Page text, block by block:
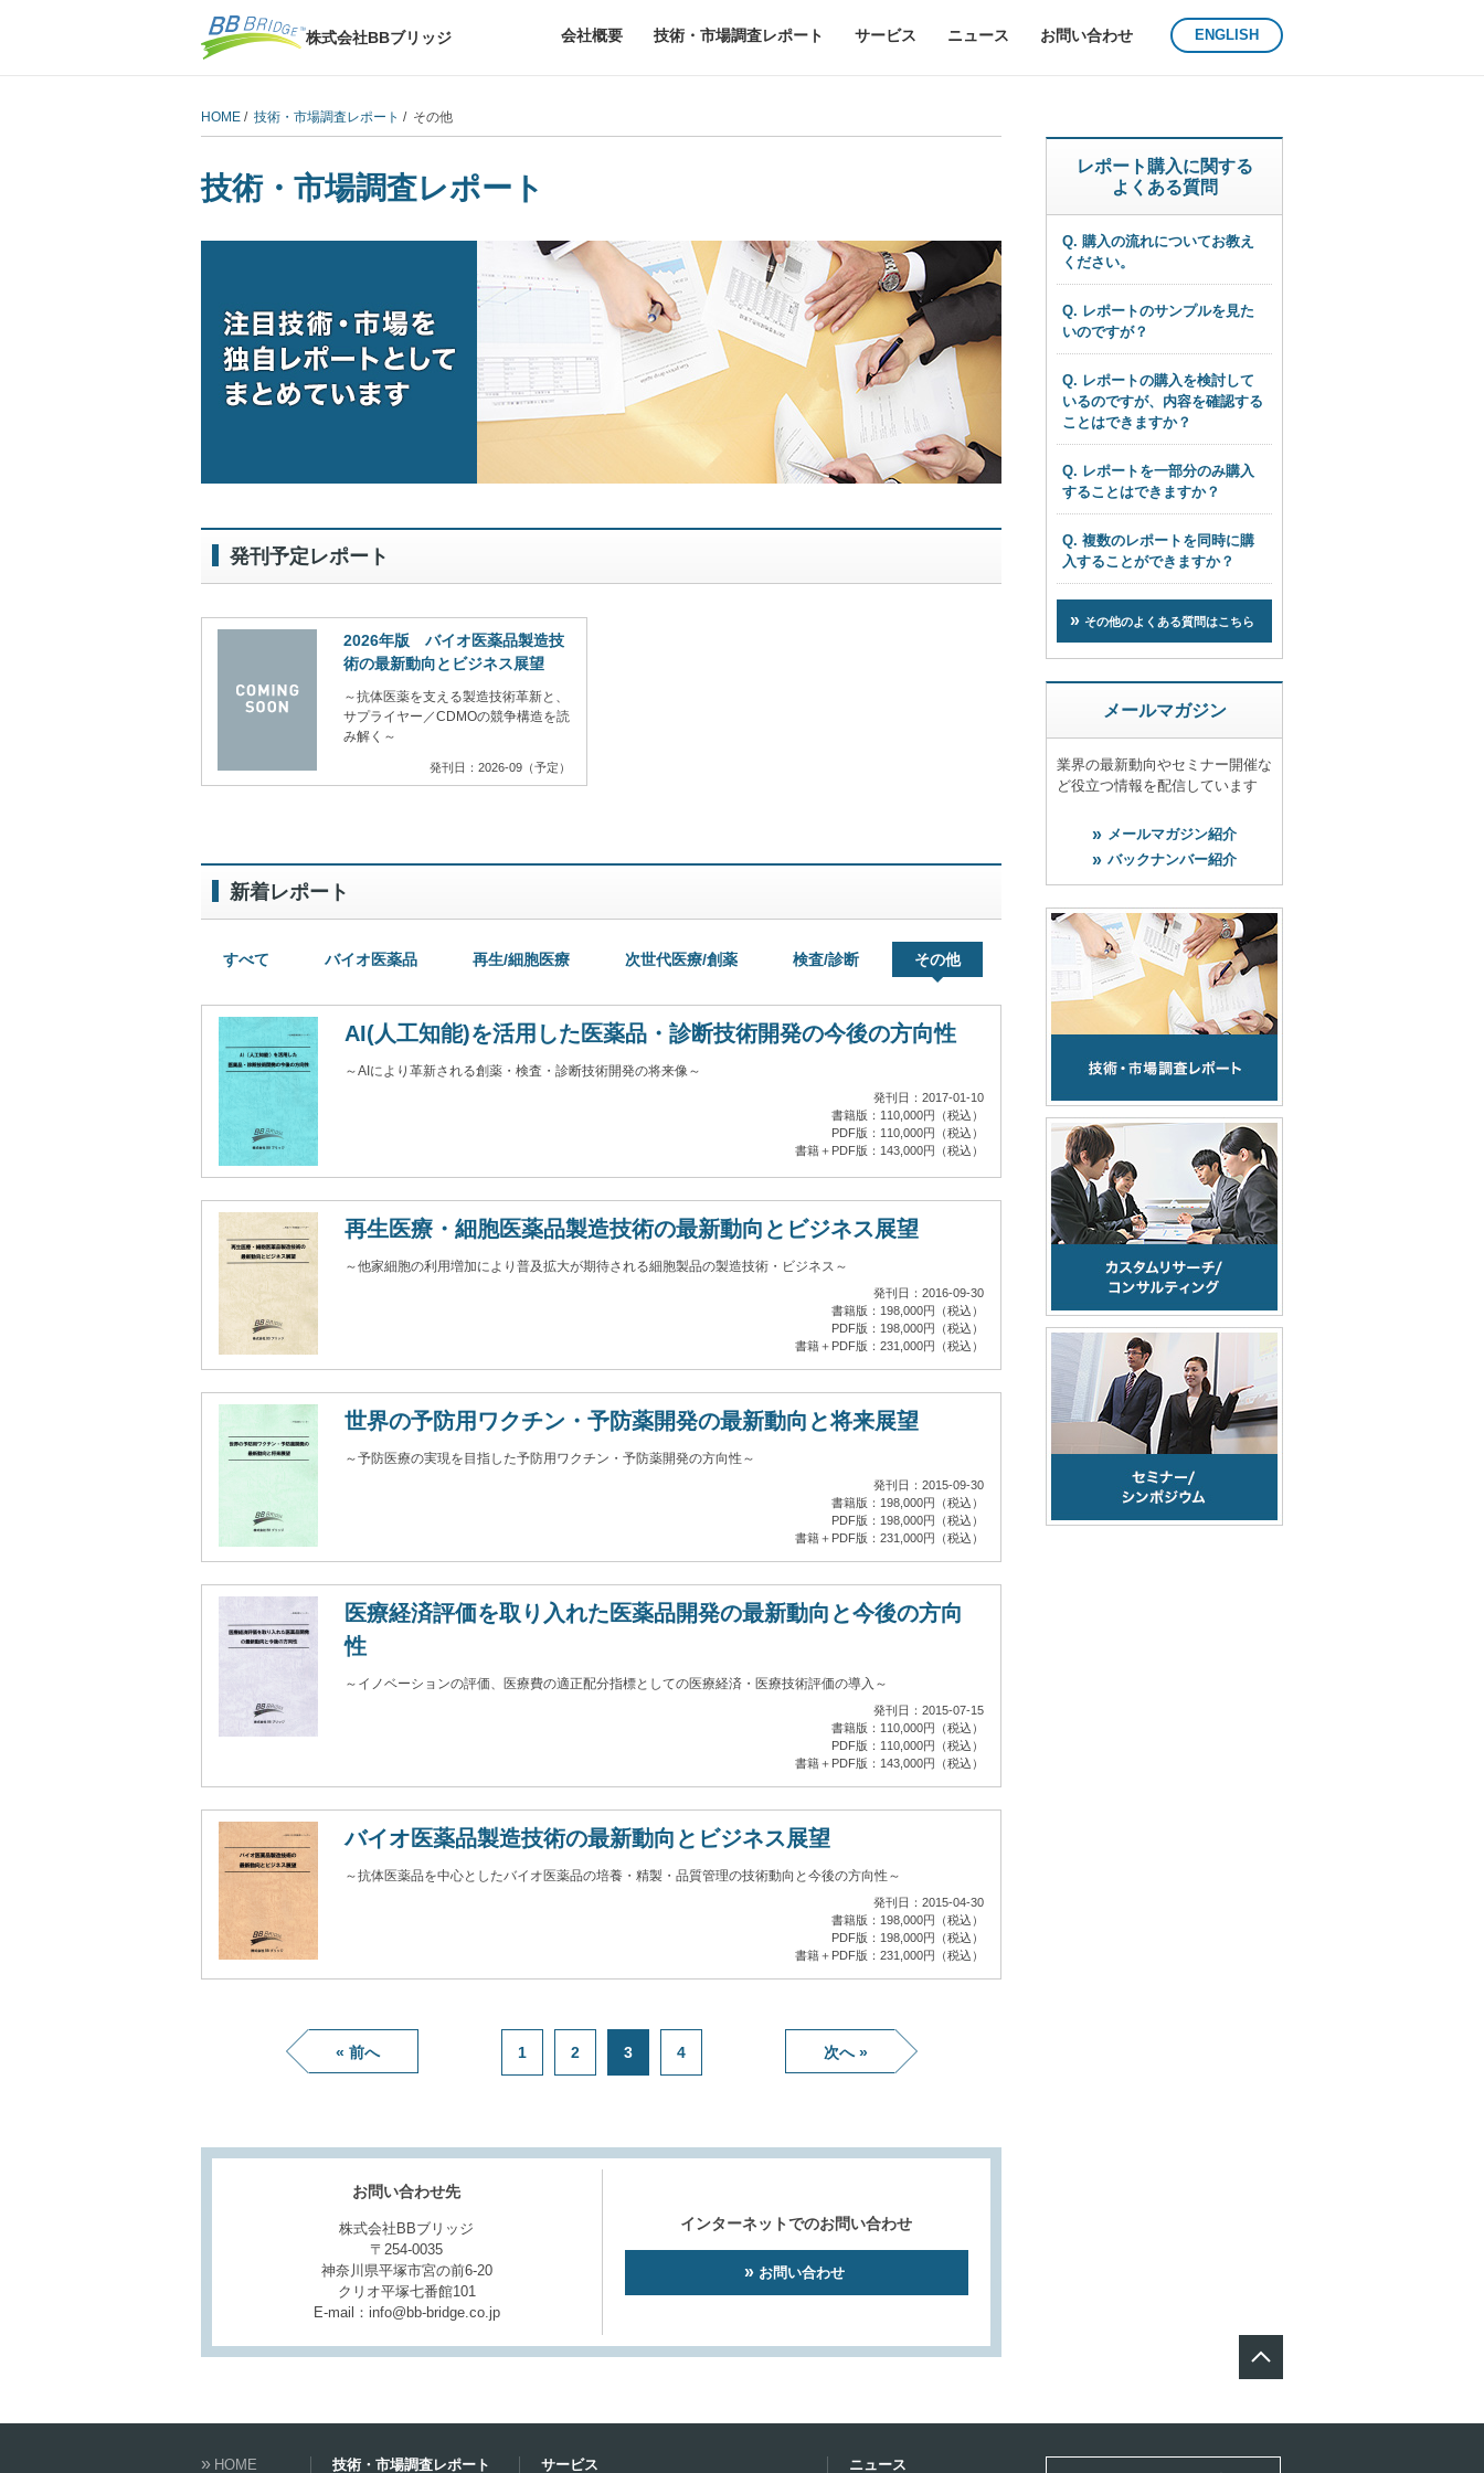
株式会社BBブリッジ 会社概要 技術・市場調査レポート サービス ニュース お問い合わせ ENGLISH
HOME / 技術・市場調査レポート / その他
技術・市場調査レポート
発刊予定レポート
2026年版 バイオ医薬品製造技
術の最新動向とビジネス展望
～抗体医薬を支える製造技術革新と、
サプライヤー／CDMOの競争構造を読
み解く～
発刊日：2026-09（予定）
新着レポート
すべて バイオ医薬品 再生/細胞医療 次世代医療/創薬 検査/診断 その他
AI(人工知能)を活用した医薬品・診断技術開発の今後の方向性
～AIにより革新される創薬・検査・診断技術開発の将来像～
発刊日：2017-01-10
書籍版：110,000円（税込）
PDF版：110,000円（税込）
書籍＋PDF版：143,000円（税込）
再生医療・細胞医薬品製造技術の最新動向とビジネス展望
～他家細胞の利用増加により普及拡大が期待される細胞製品の製造技術・ビジネス～
発刊日：2016-09-30
書籍版：198,000円（税込）
PDF版：198,000円（税込）
書籍＋PDF版：231,000円（税込）
世界の予防用ワクチン・予防薬開発の最新動向と将来展望
～予防医療の実現を目指した予防用ワクチン・予防薬開発の方向性～
発刊日：2015-09-30
書籍版：198,000円（税込）
PDF版：198,000円（税込）
書籍＋PDF版：231,000円（税込）
医療経済評価を取り入れた医薬品開発の最新動向と今後の方向
性
～イノベーションの評価、医療費の適正配分指標としての医療経済・医療技術評価の導入～
発刊日：2015-07-15
書籍版：110,000円（税込）
PDF版：110,000円（税込）
書籍＋PDF版：143,000円（税込）
バイオ医薬品製造技術の最新動向とビジネス展望
～抗体医薬品を中心としたバイオ医薬品の培養・精製・品質管理の技術動向と今後の方向性～
発刊日：2015-04-30
書籍版：198,000円（税込）
PDF版：198,000円（税込）
書籍＋PDF版：231,000円（税込）
« 前へ 1 2 3 4 次へ »
お問い合わせ先
株式会社BBブリッジ
〒254-0035
神奈川県平塚市宮の前6-20
クリオ平塚七番館101
E-mail：info@bb-bridge.co.jp
インターネットでのお問い合わせ
お問い合わせ
レポート購入に関する
よくある質問
Q. 購入の流れについてお教え
ください。
Q. レポートのサンプルを見た
いのですが？
Q. レポートの購入を検討して
いるのですが、内容を確認する
ことはできますか？
Q. レポートを一部分のみ購入
することはできますか？
Q. 複数のレポートを同時に購
入することができますか？
その他のよくある質問はこちら
メールマガジン
業界の最新動向やセミナー開催な
ど役立つ情報を配信しています
メールマガジン紹介
バックナンバー紹介
HOME 技術・市場調査レポート サービス ニュース